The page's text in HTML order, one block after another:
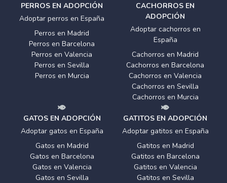
PERROS EN ADOPCIÓN
Adoptar perros en España
Perros en Madrid
Perros en Barcelona
Perros en Valencia
Perros en Sevilla
Perros en Murcia
CACHORROS EN
ADOPCIÓN
Adoptar cachorros en
España
Cachorros en Madrid
Cachorros en Barcelona
Cachorros en Valencia
Cachorros en Sevilla
Cachorros en Murcia
GATOS EN ADOPCIÓN
Adoptar gatos en España
Gatos en Madrid
Gatos en Barcelona
Gatos en Valencia
Gatos en Sevilla
GATITOS EN ADOPCIÓN
Adoptar gatitos en España
Gatitos en Madrid
Gatitos en Barcelona
Gatitos en Valencia
Gatitos en Sevilla